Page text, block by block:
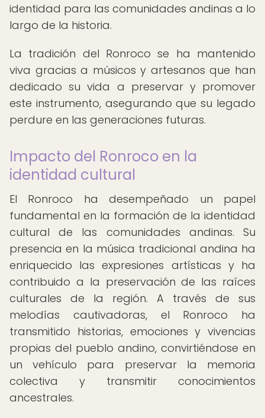
identidad para las comunidades andinas a lo
largo de la historia.
La tradición del Ronroco se ha mantenido
viva gracias a músicos y artesanos que han
dedicado su vida a preservar y promover
este instrumento, asegurando que su legado
perdure en las generaciones futuras.
Impacto del Ronroco en la
identidad cultural
El Ronroco ha desempeñado un papel
fundamental en la formación de la identidad
cultural de las comunidades andinas. Su
presencia en la música tradicional andina ha
enriquecido las expresiones artísticas y ha
contribuido a la preservación de las raíces
culturales de la región. A través de sus
melodías cautivadoras, el Ronroco ha
transmitido historias, emociones y vivencias
propias del pueblo andino, convirtiéndose en
un vehículo para preservar la memoria
colectiva y transmitir conocimientos
ancestrales.